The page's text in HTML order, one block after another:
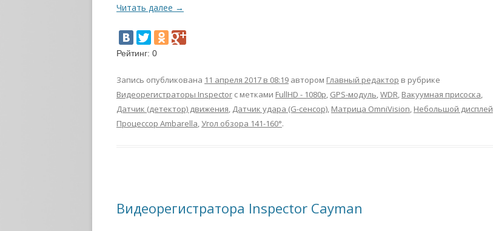
Читать далее →
Рейтинг: 0
Запись опубликована 11 апреля 2017 в 08:19 автором Главный редактор в рубрике
Видеорегистраторы Inspector с метками FullHD - 1080p, GPS-модуль,WDR, Вакуумная присоска,
Датчик (детектор) движения, Датчик удара (G-сенсор), Матрица OmniVision, Небольшой дисплей
Процессор Ambarella,Угол обзора 141-160°.
Видеорегистратора Inspector Cayman